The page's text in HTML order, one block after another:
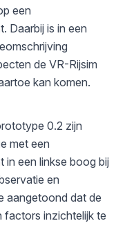
een
Daarbij is in een
de VR-Rijsim
kan komen.
0.2 zijn
met een
een linkse boog bij
en
aangetoond dat de
factors inzichtelijk te